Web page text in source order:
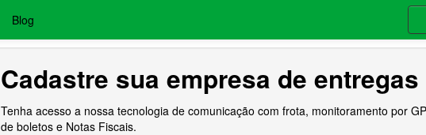
Blog
Cadastre sua empresa de entregas
Tenha acesso a nossa tecnologia de comunicação com frota, monitoramento por
de boletos e Notas Fiscais.